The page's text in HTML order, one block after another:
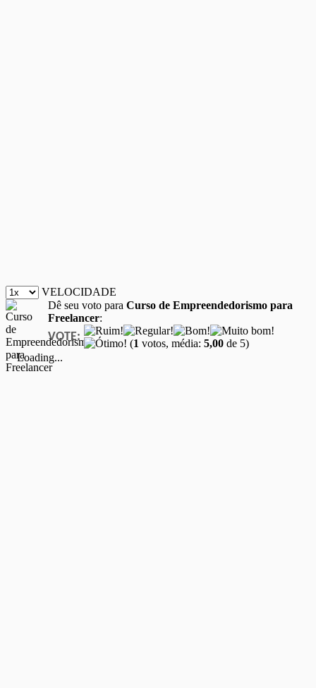
VELOCIDADE
Dê seu voto para Curso de Empreendedorismo para
Freelancer:
VOTE: (1 votos, média: 5,00 de 5)
Loading...